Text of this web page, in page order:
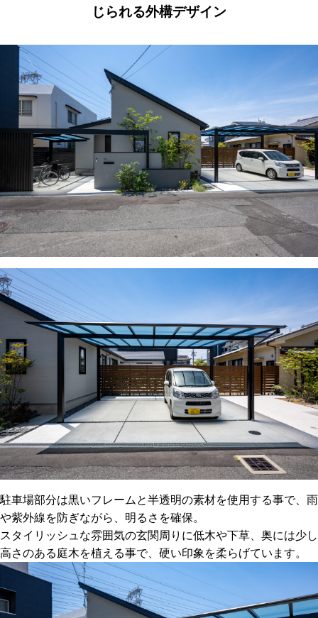
じられる外構デザイン
駐車場部分は黒いフレームと半透明の素材を使用する事で、雨
や紫外線を防ぎながら、明るさを確保。
スタイリッシュな雰囲気の玄関周りに低木や下草、奥には少し
高さのある庭木を植える事で、硬い印象を柔らげています。